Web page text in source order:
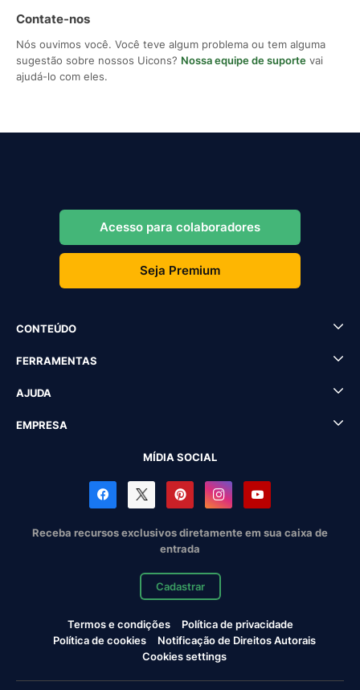
Contate-nos
Nós ouvimos você. Você teve algum problema ou tem alguma
sugestão sobre nossos Uicons? Nossa equipe de suporte vai
ajudá-lo com eles.
Acesso para colaboradores
Seja Premium
CONTEÚDO
FERRAMENTAS
AJUDA
EMPRESA
MÍDIA SOCIAL
Receba recursos exclusivos diretamente em sua caixa de
entrada
Cadastrar
Termos e condições
Política de privacidade
Política de cookies
Notificação de Direitos Autorais
Cookies settings